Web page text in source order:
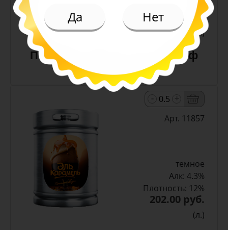
Плотность: 12%
219.00 руб.
(л.)
Пиво Снежный Эль белое н/ф
4,5% (Кожевниково)
Арт. 11857
темное
Алк: 4.3%
Плотность: 12%
202.00 руб.
(л.)
Да Нет